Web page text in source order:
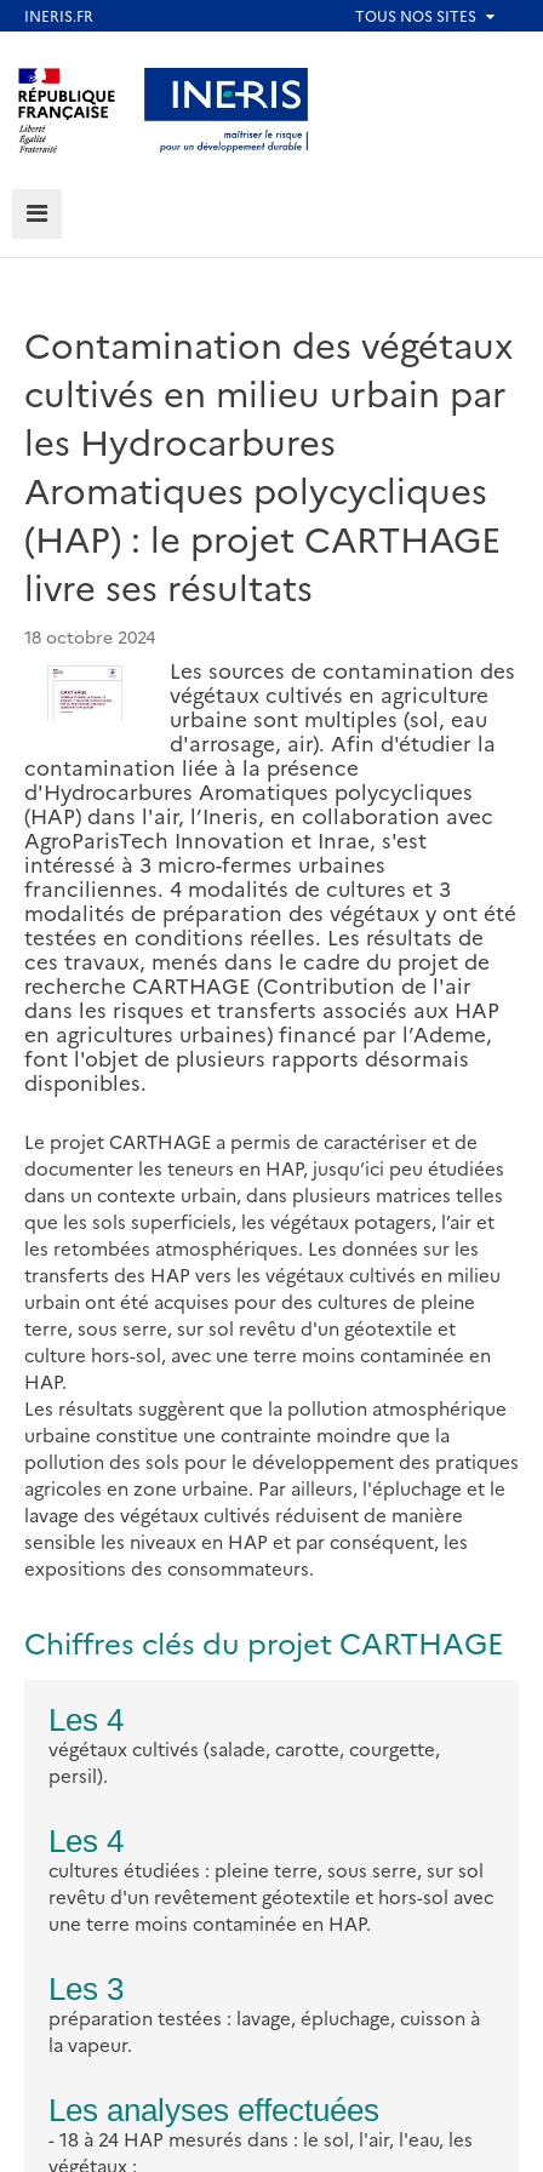
au
contenu
principal
Aller au contenu Aller au menu
Aller au pied de page
MENU
Contamination des végétaux
cultivés en milieu urbain par
les Hydrocarbures
Aromatiques polycycliques
(HAP) : le projet CARTHAGE
livre ses résultats
18 octobre 2024
Les sources de contamination des
végétaux cultivés en agriculture
urbaine sont multiples (sol, eau
d'arrosage, air). Afin d'étudier la
contamination liée à la présence
d'Hydrocarbures Aromatiques polycycliques
(HAP) dans l'air, l’Ineris, en collaboration avec
AgroParisTech Innovation et Inrae, s'est
intéressé à 3 micro-fermes urbaines
franciliennes. 4 modalités de cultures et 3
modalités de préparation des végétaux y ont été
testées en conditions réelles. Les résultats de
ces travaux, menés dans le cadre du projet de
recherche CARTHAGE (Contribution de l'air
dans les risques et transferts associés aux HAP
en agricultures urbaines) financé par l’Ademe,
font l'objet de plusieurs rapports désormais
disponibles.
Le projet CARTHAGE a permis de caractériser et de
documenter les teneurs en HAP, jusqu’ici peu étudiées
dans un contexte urbain, dans plusieurs matrices telles
que les sols superficiels, les végétaux potagers, l’air et
les retombées atmosphériques. Les données sur les
transferts des HAP vers les végétaux cultivés en milieu
urbain ont été acquises pour des cultures de pleine
terre, sous serre, sur sol revêtu d'un géotextile et
culture hors-sol, avec une terre moins contaminée en
HAP.
Les résultats suggèrent que la pollution atmosphérique
urbaine constitue une contrainte moindre que la
pollution des sols pour le développement des pratiques
agricoles en zone urbaine. Par ailleurs, l'épluchage et le
lavage des végétaux cultivés réduisent de manière
sensible les niveaux en HAP et par conséquent, les
expositions des consommateurs.
Chiffres clés du projet CARTHAGE
Les 4
végétaux cultivés (salade, carotte, courgette,
persil).
Les 4
cultures étudiées : pleine terre, sous serre, sur sol
revêtu d'un revêtement géotextile et hors-sol avec
une terre moins contaminée en HAP.
Les 3
préparation testées : lavage, épluchage, cuisson à
la vapeur.
Les analyses effectuées
- 18 à 24 HAP mesurés dans : le sol, l'air, l'eau, les
végétaux ;